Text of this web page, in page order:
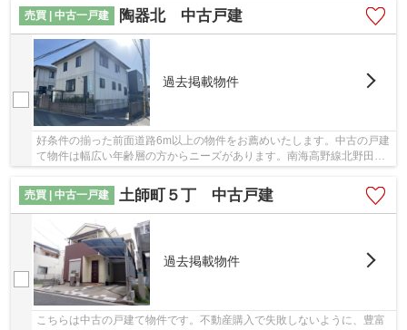
売買 | 中古一戸建
陶器北 中古戸建
過去掲載物件
好条件の揃った前面道路6m以上の物件をお薦めいたします。中古の戸建
て物件は幅広い年齢層の方からニーズがあります。南海高野線北野田付
売買 | 中古一戸建
土師町５丁 中古戸建
過去掲載物件
こちらは中古の戸建て物件です。不動産購入で失敗しないように、豊富